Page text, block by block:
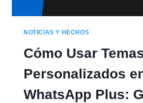
NOTICIAS Y HECHOS
Cómo Usar
Personalizados
WhatsApp Plus: